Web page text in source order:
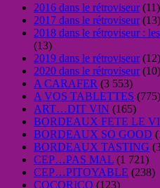
2016 dans le rétroviseur(11)
2017 dans le rétroviseur(13)
2018 dans le rétroviseur :
(13)
2019 dans le rétroviseur(12)
2020 dans le rétroviseur(10)
A CARAFER (3 553)
A VOS TABLETTES (775)
ART…DIT VIN (165)
BORDEAUX FETE LE
BORDEAUX SO GOOD
BORDEAUX TASTING
CEP…PAS MAL (1 721)
CEP…PITOYABLE (238)
COCORICO (123)